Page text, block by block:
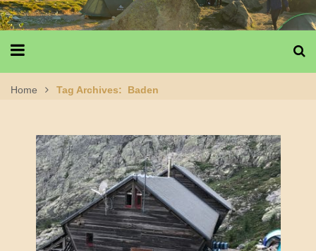
Home Tag Archives: Baden